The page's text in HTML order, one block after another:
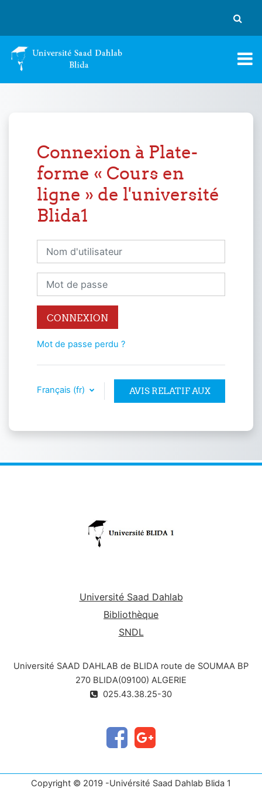
Connexion à Plate-
forme « Cours en
ligne » de l'université
Blida1
Nom d'utilisateur
Mot de passe
CONNEXION
Mot de passe perdu ?
Français ‎(fr)‎ AVIS RELATIF AUX
Université Saad Dahlab
Bibliothèque
SNDL
Université SAAD DAHLAB de BLIDA route de SOUMAA BP
270 BLIDA(09100) ALGERIE
025.43.38.25-30
Copyright © 2019 -Univérsité Saad Dahlab Blida 1